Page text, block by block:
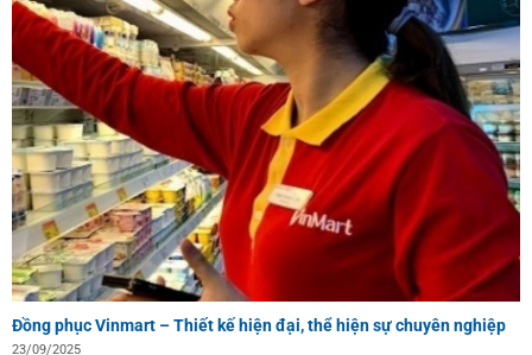
Đồng phục Vinmart – Thiết kế hiện đại, thể hiện sự chuyên nghiệp
23/09/2025